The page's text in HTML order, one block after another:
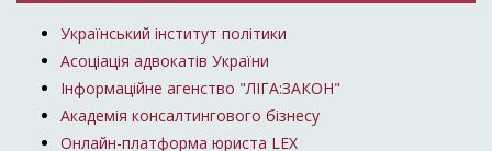
Український інститут політики
Асоціація адвокатів України
Інформаційне агенство "ЛІГА:ЗАКОН"
Академія консалтингового бізнесу
Онлайн-платформа юриста LEX